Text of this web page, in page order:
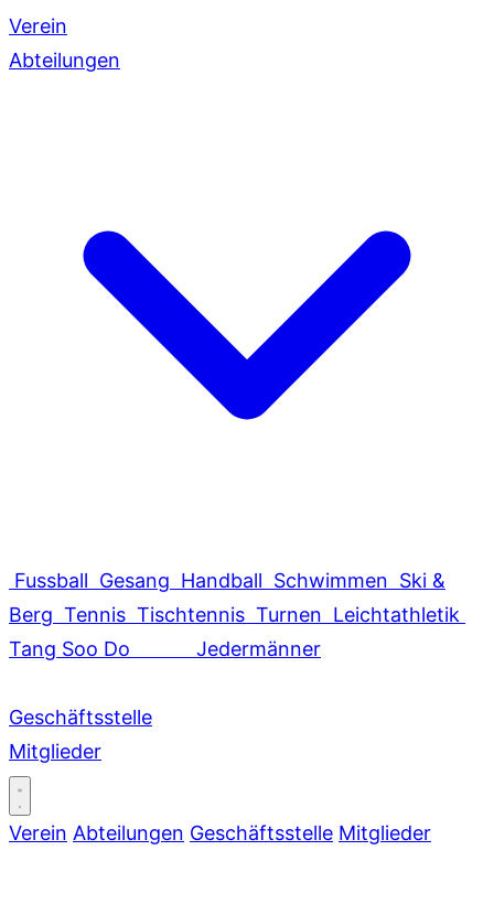
Verein
Abteilungen
Fussball Gesang Handball Schwimmen Ski &
Berg Tennis Tischtennis Turnen Leichtathletik
Tang Soo Do
Jedermänner
Geschäftsstelle
Mitglieder
Verein Abteilungen Geschäftsstelle Mitglieder